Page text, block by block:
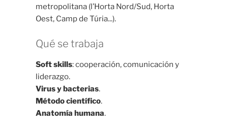
metropolitana (l’Horta Nord/Sud, Horta
Oest, Camp de Túria...).
Qué se trabaja
Soft skills: cooperación, comunicación y
liderazgo.
Virus y bacterias.
Método científico.
Anatomía humana.